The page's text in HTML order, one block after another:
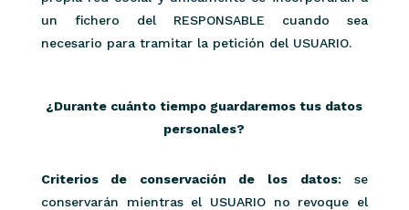
un fichero del RESPONSABLE cuando sea
necesario para tramitar la petición del USUARIO.
¿Durante cuánto tiempo guardaremos tus datos
personales?
Criterios de conservación de los datos: se
conservarán mientras el USUARIO no revoque el